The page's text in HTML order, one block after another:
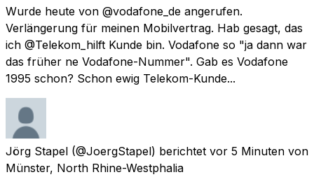
Wurde heute von @vodafone_de angerufen.
Verlängerung für meinen Mobilvertrag. Hab gesagt, das
ich @Telekom_hilft Kunde bin. Vodafone so "ja dann war
das früher ne Vodafone-Nummer". Gab es Vodafone
1995 schon? Schon ewig Telekom-Kunde...
Jörg Stapel (@JoergStapel) berichtet vor 5 Minuten von
Münster, North Rhine-Westphalia